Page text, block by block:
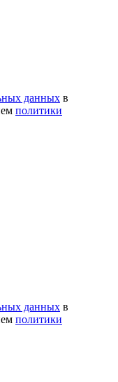
данных в
политики
данных в
политики